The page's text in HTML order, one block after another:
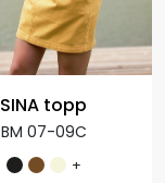
SINA topp
BM 07-09C
+